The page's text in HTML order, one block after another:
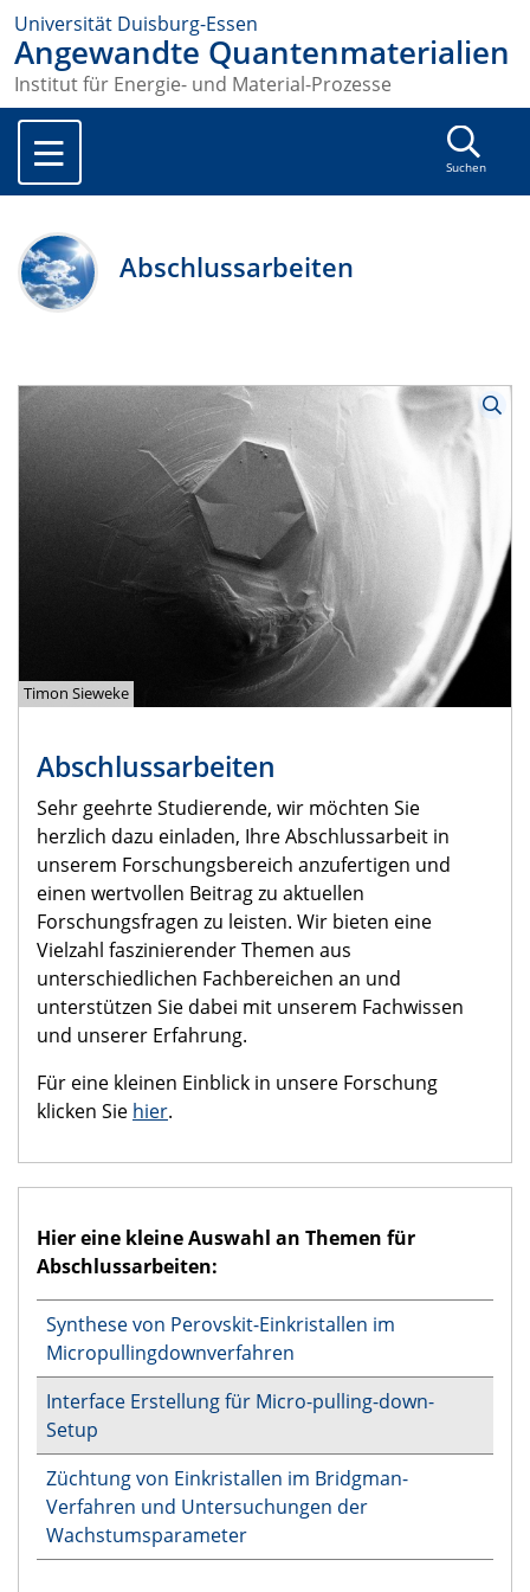
Universität Duisburg-Essen
Angewandte Quantenmaterialien
Institut für Energie- und Material-Prozesse
Suchen
Abschlussarbeiten
Timon Sieweke
Abschlussarbeiten
Sehr geehrte Studierende, wir möchten Sie
herzlich dazu einladen, Ihre Abschlussarbeit in
unserem Forschungsbereich anzufertigen und
einen wertvollen Beitrag zu aktuellen
Forschungsfragen zu leisten. Wir bieten eine
Vielzahl faszinierender Themen aus
unterschiedlichen Fachbereichen an und
unterstützen Sie dabei mit unserem Fachwissen
und unserer Erfahrung.
Für eine kleinen Einblick in unsere Forschung
klicken Sie hier.
Hier eine kleine Auswahl an Themen für
Abschlussarbeiten:
Synthese von Perovskit-Einkristallen im
Micropullingdownverfahren
Interface Erstellung für Micro-pulling-down-
Setup
Züchtung von Einkristallen im Bridgman-
Verfahren und Untersuchungen der
Wachstumsparameter